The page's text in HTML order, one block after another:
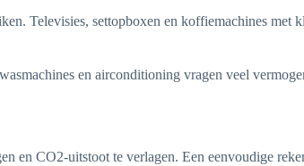
Televisies, settopboxen en koffiemachines
en airconditioning vragen veel
en CO2-uitstoot te verlagen. Een eenvoudige